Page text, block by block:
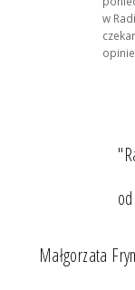
w
Małgorzata